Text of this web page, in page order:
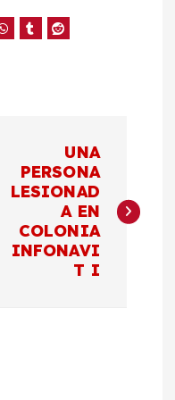
UNA
PERSONA
LESIONAD
A EN
COLONIA
INFONAVI
T I